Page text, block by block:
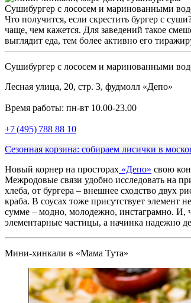
Сушибургер с лососем и маринованными
Что получится, если скрестить бургер с
чаще, чем кажется. Для заведений такое
выглядит еда, тем более активно его
Сушибургер с лососем и маринованными
Лесная улица, 20, стр. 3, фудмолл «Депо»
Время работы: пн-вт 10.00-23.00
+7 (495) 788 88 10
Сезонная корзина: собираем лисички в
Новый корнер на просторах «Депо» свою
Межродовые связи удобно исследовать на
хлеба, от бургера – внешнее сходство двух
краба. В соусах тоже присутствует
сумме – модно, молодежно, инстаграмно. И,
элементарные частицы, а начинка надежно
Мини-хинкали в «Мама Тута»